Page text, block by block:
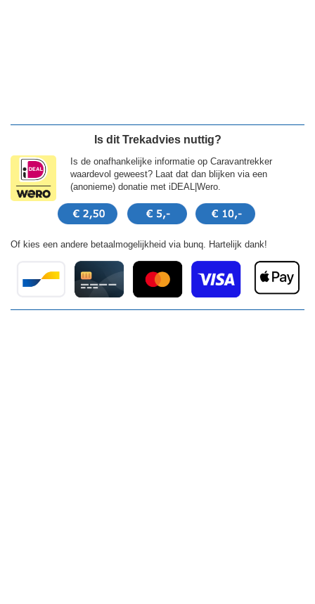
Is dit Trekadvies nuttig?
Is de onafhankelijke informatie op Caravantrekker
waardevol geweest? Laat dat dan blijken via een
(anonieme) donatie met iDEAL|Wero.
Of kies een andere betaalmogelijkheid via bunq. Hartelijk dank!